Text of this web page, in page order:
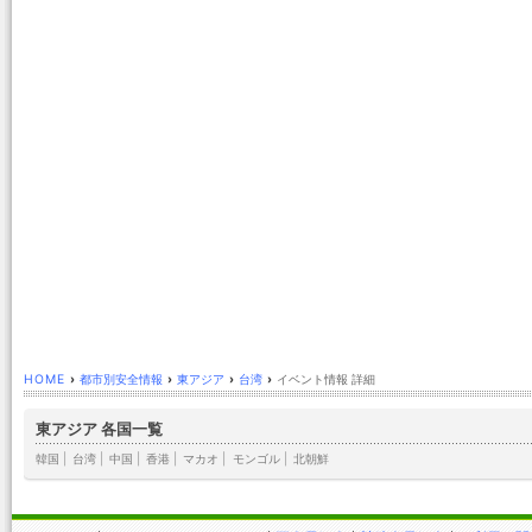
HOME › 都市別安全情報 › 東アジア › 台湾 › イベント情報 詳細
東アジア 各国一覧
韓国 台湾 中国 香港 マカオ モンゴル| 北朝鮮